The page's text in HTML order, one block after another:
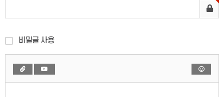
비밀글 사용